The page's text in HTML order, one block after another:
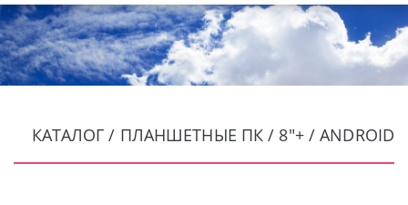
КАТАЛОГ / ПЛАНШЕТНЫЕ ПК / 8"+ / ANDROID